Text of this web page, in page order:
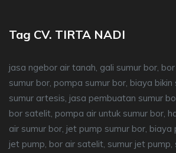
Tag CV. TIRTA NADI
jasa ngebor air tanah, gali sumur bor,
sumur bor, pompa sumur bor, biaya bikin
sumur artesis, jasa pembuatan sumur
bor satelit, pompa air untuk sumur bor,
air sumur bor, jet pump sumur bor,
jet pump, bor air satelit, sumur jet pump,